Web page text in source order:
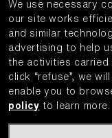
We use necessary
our site works
and similar
advertising to help
the activities carried
click “refuse”, we
enable you to
policy to learn more.